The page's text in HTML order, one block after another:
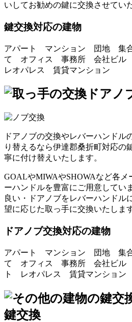
いしてお勧めの鍵に交換させてい
鍵交換対応の建物
アパート マンション 団地 集
て オフィス 事務所 会社ビ
レオパレス 賃貸マンション
ドアノ
ドアノブの交換やレバーハンドル
り替えるなら伊達郡桑折町対応の
寧に付け替えいたします。
GOALやMIWAやSHOWAなど各メ
ーハンドルを豊富にご用意してい
良い・ドアノブをレバーハンドル
望に応じた取っ手に交換いたします
ドアノブ交換対応の建物
アパート マンション 団地 集
て オフィス 事務所 会社ビ
ト レオパレス 賃貸マンション
鍵交換